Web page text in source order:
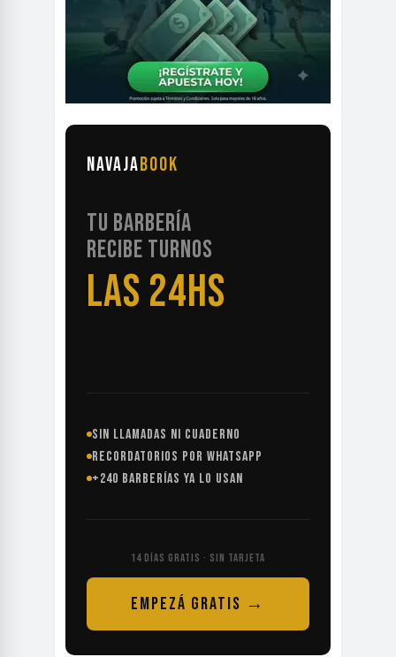
NAVAJABOOK
TU BARBERÍA
RECIBE TURNOS
LAS 24HS
SIN LLAMADAS NI CUADERNO
RECORDATORIOS POR WHATSAPP
+240 BARBERÍAS YA LO USAN
14 DÍAS GRATIS · SIN TARJETA
EMPEZÁ GRATIS →